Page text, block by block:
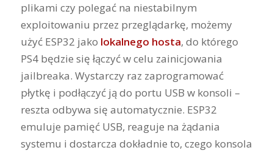
plikami czy polegać na niestabilnym
exploitowaniu przez przeglądarkę, możemy
użyć ESP32 jako lokalnego hosta, do którego
PS4 będzie się łączyć w celu zainicjowania
jailbreaka. Wystarczy raz zaprogramować
płytkę i podłączyć ją do portu USB w konsoli –
reszta odbywa się automatycznie. ESP32
emuluje pamięć USB, reaguje na żądania
systemu i dostarcza dokładnie to, czego konsola